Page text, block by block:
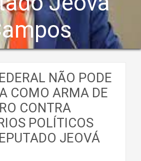
NÃO PODE
COMO ARMA DE
CONTRA
POLÍTICOS
JEOVÁ